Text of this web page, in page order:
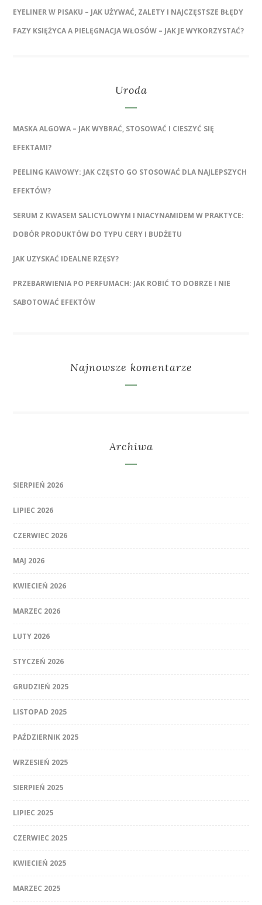
EYELINER W PISAKU – JAK UŻYWAĆ, ZALETY I NAJCZĘSTSZE BŁĘDY
FAZY KSIĘŻYCA A PIELĘGNACJA WŁOSÓW – JAK JE WYKORZYSTAĆ?
Uroda
MASKA ALGOWA – JAK WYBRAĆ, STOSOWAĆ I CIESZYĆ SIĘ
EFEKTAMI?
PEELING KAWOWY: JAK CZĘSTO GO STOSOWAĆ DLA NAJLEPSZYCH
EFEKTÓW?
SERUM Z KWASEM SALICYLOWYM I NIACYNAMIDEM W PRAKTYCE:
DOBÓR PRODUKTÓW DO TYPU CERY I BUDŻETU
JAK UZYSKAĆ IDEALNE RZĘSY?
PRZEBARWIENIA PO PERFUMACH: JAK ROBIĆ TO DOBRZE I NIE
SABOTOWAĆ EFEKTÓW
Najnowsze komentarze
Archiwa
SIERPIEŃ 2026
LIPIEC 2026
CZERWIEC 2026
MAJ 2026
KWIECIEŃ 2026
MARZEC 2026
LUTY 2026
STYCZEŃ 2026
GRUDZIEŃ 2025
LISTOPAD 2025
PAŹDZIERNIK 2025
WRZESIEŃ 2025
SIERPIEŃ 2025
LIPIEC 2025
CZERWIEC 2025
KWIECIEŃ 2025
MARZEC 2025